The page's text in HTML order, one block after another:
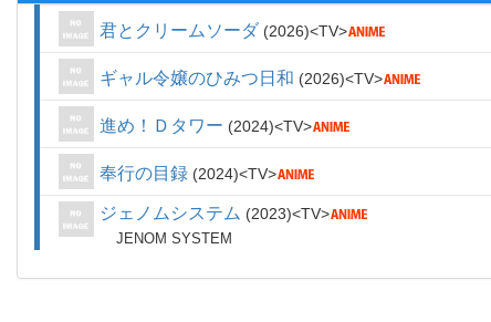
君とクリームソーダ 2026 TV
ギャル令嬢のひみつ日和 2026 TV
進め！Ｄタワー 2024 TV
奉行の目録 2024 TV
ジェノムシステム 2023 TV
JENOM SYSTEM